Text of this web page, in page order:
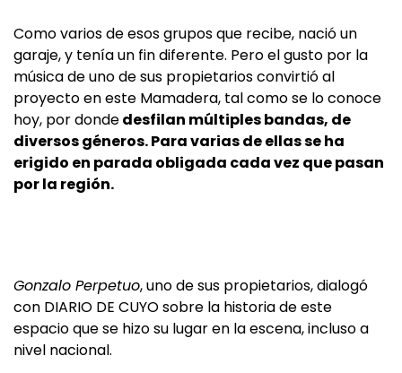
Como varios de esos grupos que recibe, nació un
garaje, y tenía un fin diferente. Pero el gusto por la
música de uno de sus propietarios convirtió al
proyecto en este Mamadera, tal como se lo conoce
hoy, por dondedesfilan múltiples bandas, de
diversos géneros. Para varias de ellas se ha
erigido en parada obligada cada vez que pasan
por la región.
Gonzalo Perpetuo, uno de sus propietarios, dialogó
con DIARIO DE CUYO sobre la historia de este
espacio que se hizo su lugar en la escena, incluso a
nivel nacional.